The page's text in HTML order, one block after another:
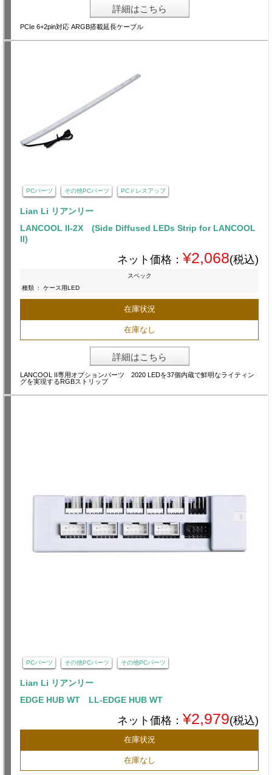
詳細はこちら
PCIe 6+2pin対応 ARGB搭載延長ケーブル
PCパーツ その他PCパーツ PCドレスアップ
Lian Li リアンリー
LANCOOL II-2X (Side Diffused LEDs Strip for LANCOOL
II)
ネット価格： ¥2,068(税込)
スペック
種類 : ケース用LED
在庫状況
在庫なし
詳細はこちら
LANCOOL II専用オプションパーツ 2020 LEDを37個内蔵で鮮明なライティン
グを実現するRGBストリップ
PCパーツ その他PCパーツ その他PCパーツ
Lian Li リアンリー
EDGE HUB WT LL-EDGE HUB WT
ネット価格： ¥2,979(税込)
在庫状況
在庫なし